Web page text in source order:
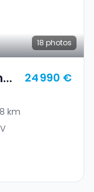
18 photos
24 990 €
km